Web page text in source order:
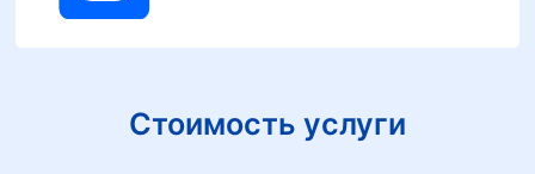
Стоимость услуги